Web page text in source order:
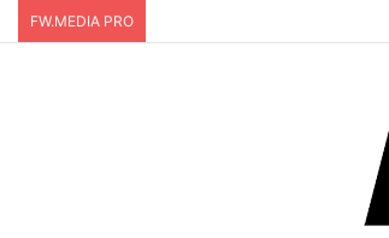
FW.MEDIA PRO